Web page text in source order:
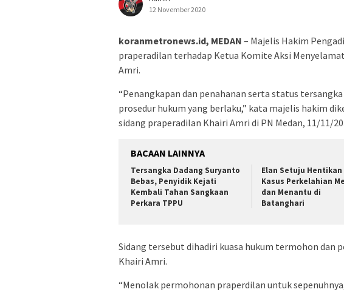
12 November 2020
koranmetronews.id, MEDAN – Majelis Hakim
praperadilan terhadap Ketua Komite Aksi
Amri.
“Penangkapan dan penahanan serta status
prosedur hukum yang berlaku,” kata majelis hakim
sidang praperadilan Khairi Amri di PN Medan, 11/11/20.
BACAAN LAINNYA
Tersangka Dadang Suryanto
Bebas, Penyidik Kejati
Kembali Tahan Sangkaan
Perkara TPPU
Elan Setuju Hentikan
Kasus Perkelahian
dan Menantu di
Batanghari
Sidang tersebut dihadiri kuasa hukum termohon dan
Khairi Amri.
“Menolak permohonan praperdilan untuk